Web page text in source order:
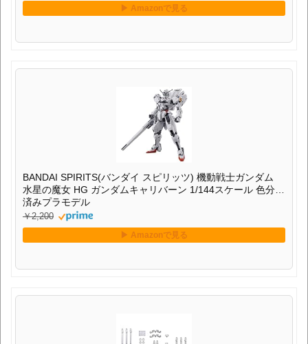
BANDAI SPIRITS(バンダイ スピリッツ) 機動戦士ガンダム
水星の魔女 HG ガンダムキャリバーン 1/144スケール 色分け
済みプラモデル
￥2,200